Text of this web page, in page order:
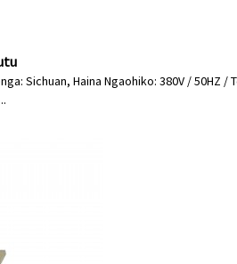
Sichuan, Haina Ngaohiko: 380V / 50HZ /